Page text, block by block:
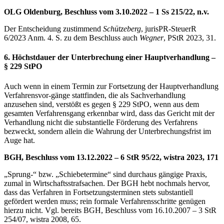
OLG Oldenburg, Beschluss vom 3.10.2022 – 1 Ss 215/22, n.v.
Der Entscheidung zustimmend Schützeberg, jurisPR-SteuerR
6/2023 Anm. 4. S. zu dem Beschluss auch Wegner, PStR 2023, 31.
6. Höchstdauer der Unterbrechung einer Hauptverhandlung –
§ 229 StPO
Auch wenn in einem Termin zur Fortsetzung der Hauptverhandlung
Verfahrensvor-gänge stattfinden, die als Sachverhandlung
anzusehen sind, verstößt es gegen § 229 StPO, wenn aus dem
gesamten Verfahrensgang erkennbar wird, dass das Gericht mit der
Verhandlung nicht die substantielle Förderung des Verfahrens
bezweckt, sondern allein die Wahrung der Unterbrechungsfrist im
Auge hat.
BGH, Beschluss vom 13.12.2022 – 6 StR 95/22, wistra 2023, 171
„Sprung-“ bzw. „Schiebetermine“ sind durchaus gängige Praxis,
zumal in Wirtschaftsstrafsachen. Der BGH hebt nochmals hervor,
dass das Verfahren in Fortsetzungsterminen stets substantiell
gefördert werden muss; rein formale Verfahrensschritte genügen
hierzu nicht. Vgl. bereits BGH, Beschluss vom 16.10.2007 – 3 StR
254/07, wistra 2008, 65.